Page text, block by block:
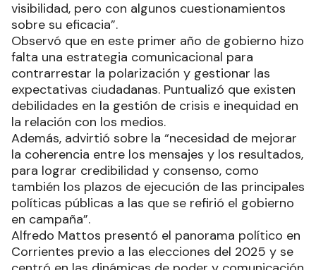
visibilidad, pero con algunos cuestionamientos
sobre su eficacia”.
Observó que en este primer año de gobierno hizo
falta una estrategia comunicacional para
contrarrestar la polarización y gestionar las
expectativas ciudadanas. Puntualizó que existen
debilidades en la gestión de crisis e inequidad en
la relación con los medios.
Además, advirtió sobre la “necesidad de mejorar
la coherencia entre los mensajes y los resultados,
para lograr credibilidad y consenso, como
también los plazos de ejecución de las principales
políticas públicas a las que se refirió el gobierno
en campaña”.
Alfredo Mattos presentó el panorama político en
Corrientes previo a las elecciones del 2025 y se